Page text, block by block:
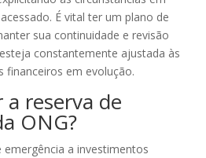
É vital ter um plano de
sua continuidade e revisão
constantemente ajustada às
financeiros em evolução.
reserva de
ONG?
a investimentos